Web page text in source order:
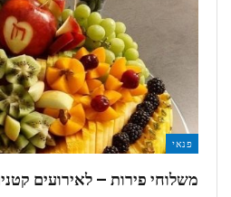
פנאי
משלוחי פירות – לאירועים